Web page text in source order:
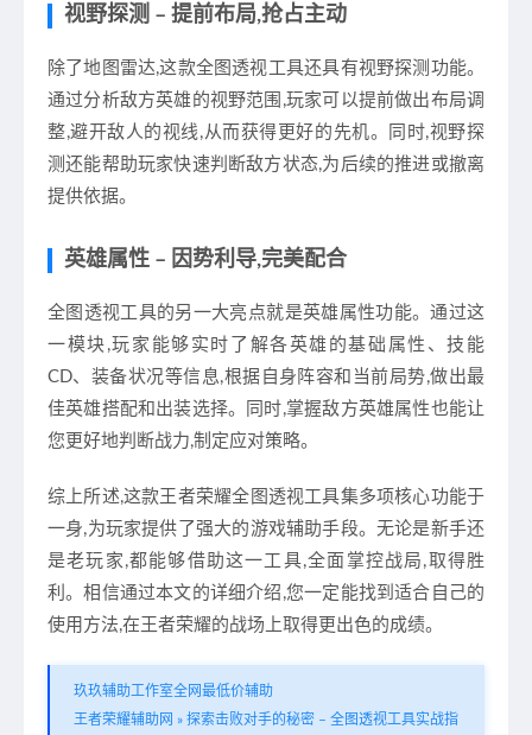
视野探测 – 提前布局,抢占主动
除了地图雷达,这款全图透视工具还具有视野探测功能。
通过分析敌方英雄的视野范围,玩家可以提前做出布局调
整,避开敌人的视线,从而获得更好的先机。同时,视野探
测还能帮助玩家快速判断敌方状态,为后续的推进或撤离
提供依据。
英雄属性 – 因势利导,完美配合
全图透视工具的另一大亮点就是英雄属性功能。通过这
一模块,玩家能够实时了解各英雄的基础属性、技能
CD、装备状况等信息,根据自身阵容和当前局势,做出最
佳英雄搭配和出装选择。同时,掌握敌方英雄属性也能让
您更好地判断战力,制定应对策略。
综上所述,这款王者荣耀全图透视工具集多项核心功能于
一身,为玩家提供了强大的游戏辅助手段。无论是新手还
是老玩家,都能够借助这一工具,全面掌控战局,取得胜
利。相信通过本文的详细介绍,您一定能找到适合自己的
使用方法,在王者荣耀的战场上取得更出色的成绩。
玖玖辅助工作室全网最低价辅助
王者荣耀辅助网 » 探索击败对手的秘密 – 全图透视工具实战指